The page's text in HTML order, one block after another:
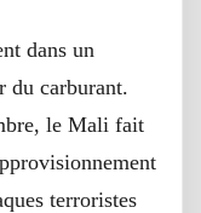
dans un
du carburant.
le Mali fait
terroristes